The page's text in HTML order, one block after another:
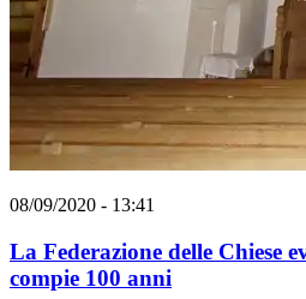
08/09/2020 - 13:41
La Federazione delle Chiese
compie 100 anni